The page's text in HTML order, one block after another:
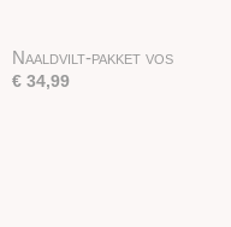
Naaldvilt-pakket vos
€ 34,99